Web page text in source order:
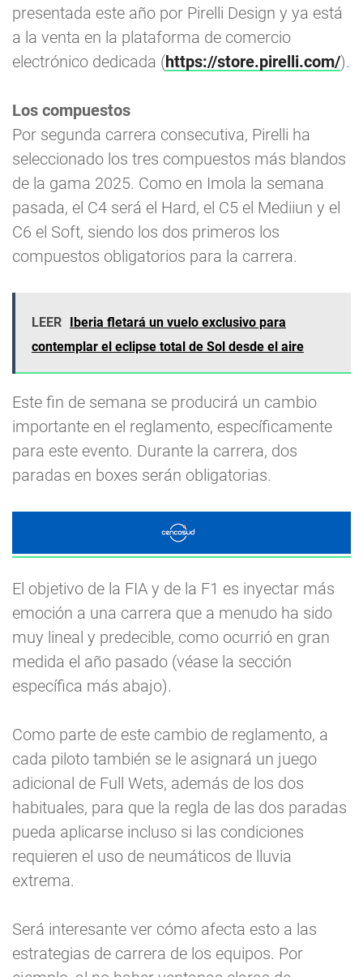
presentada este año por Pirelli Design y ya está
a la venta en la plataforma de comercio
electrónico dedicada (https://store.pirelli.com/).
Los compuestos
Por segunda carrera consecutiva, Pirelli ha
seleccionado los tres compuestos más blandos
de la gama 2025. Como en Imola la semana
pasada, el C4 será el Hard, el C5 el Mediiun y el
C6 el Soft, siendo los dos primeros los
compuestos obligatorios para la carrera.
LEER
Iberia fletará un vuelo exclusivo para
contemplar el eclipse total de Sol desde el aire
Este fin de semana se producirá un cambio
importante en el reglamento, específicamente
para este evento. Durante la carrera, dos
paradas en boxes serán obligatorias.
El objetivo de la FIA y de la F1 es inyectar más
emoción a una carrera que a menudo ha sido
muy lineal y predecible, como ocurrió en gran
medida el año pasado (véase la sección
específica más abajo).
Como parte de este cambio de reglamento, a
cada piloto también se le asignará un juego
adicional de Full Wets, además de los dos
habituales, para que la regla de las dos paradas
pueda aplicarse incluso si las condiciones
requieren el uso de neumáticos de lluvia
extrema.
Será interesante ver cómo afecta esto a las
estrategias de carrera de los equipos. Por